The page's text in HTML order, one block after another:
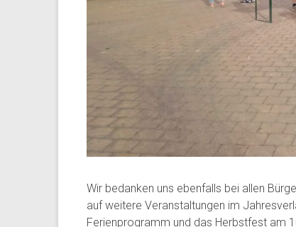
Wir bedanken uns ebenfalls bei allen
auf weitere Veranstaltungen im
Ferienprogramm und das Herbstfest am